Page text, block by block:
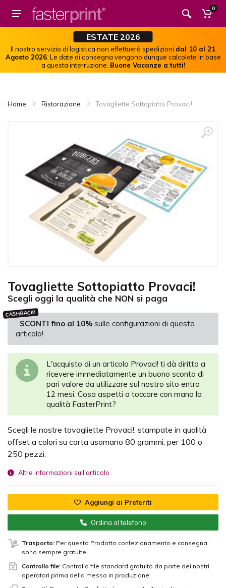
0
ESTATE 2026
Il nostro servizio di logistica non effettuerà spedizioni dal 10 al 21
Agosto 2026. Le date di consegna vengono dunque calcolate in base
a questa interruzione. Buone Vacanze a tutti!
Home Ristorazione Tovagliette Sottopiatto Provaci!
Tovagliette Sottopiatto Provaci!
Scegli oggi la qualità che NON si paga
CASHBACK!
SCONTI fino al 10% sulle configurazioni di questo
articolo!
L'acquisto di un articolo Provaci! ti dà diritto a
ricevere immediatamente un buono sconto di
pari valore da utilizzare sul nostro sito entro
12 mesi. Cosa aspetti a toccare con mano la
qualità FasterPrint?
Scegli le nostre tovagliette Provaci!, stampate in qualità
offset a colori su carta usomano 80 grammi, per 100 o
250 pezzi.
Altre informazioni sull'articolo
Aggiungi ai Preferiti
Ordina al telefono
Trasporto: Per questo Prodotto confezionamento e consegna
sono sempre gratuite.
Controllo file: Controllo file standard gratuito da parte dei nostri
operatori prima della messa in produzione.